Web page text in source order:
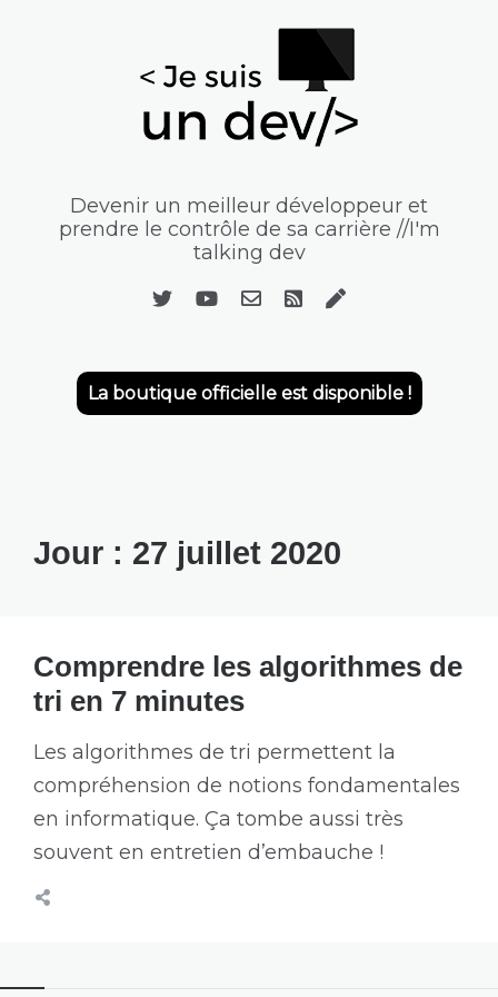
Devenir un meilleur développeur et
prendre le contrôle de sa carrière //I'm
talking dev
La boutique officielle est disponible !
Jour : 27 juillet 2020
Comprendre les algorithmes de
tri en 7 minutes
Les algorithmes de tri permettent la
compréhension de notions fondamentales
en informatique. Ça tombe aussi très
souvent en entretien d’embauche !